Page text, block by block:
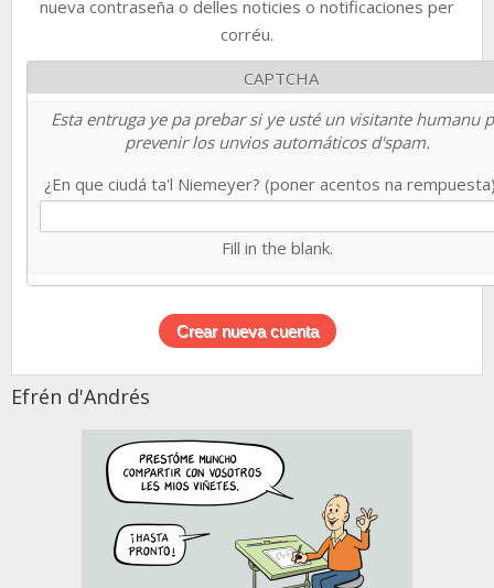
nueva contraseña o delles noticies o notificaciones per
corréu.
CAPTCHA
Esta entruga ye pa prebar si ye usté un visitante humanu
prevenir los unvios automáticos d'spam.
¿En que ciudá ta'l Niemeyer? (poner acentos na
Fill in the blank.
Efrén d'Andrés